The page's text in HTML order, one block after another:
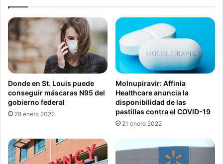
Donde en St. Louis puede
conseguir máscaras N95 del
gobierno federal
28 enero 2022
Molnupiravir: Affinia
Healthcare anuncia la
disponibilidad de las
pastillas contra el COVID-19
21 enero 2022